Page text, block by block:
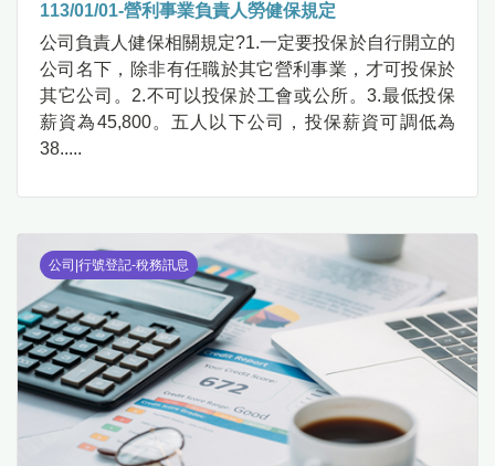
113/01/01-營利事業負責人勞健保規定
公司負責人健保相關規定?1.一定要投保於自行開立的
公司名下，除非有任職於其它營利事業，才可投保於
其它公司。2.不可以投保於工會或公所。3.最低投保
薪資為45,800。五人以下公司，投保薪資可調低為
38.....
公司|行號登記-稅務訊息